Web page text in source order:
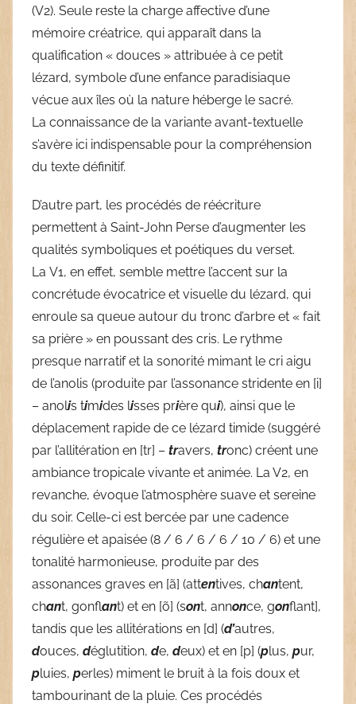
(V2). Seule reste la charge affective d’une
mémoire créatrice, qui apparaît dans la
qualification « douces » attribuée à ce petit
lézard, symbole d’une enfance paradisiaque
vécue aux îles où la nature héberge le sacré.
La connaissance de la variante avant-textuelle
s’avère ici indispensable pour la compréhension
du texte définitif.
D’autre part, les procédés de réécriture
permettent à Saint-John Perse d’augmenter les
qualités symboliques et poétiques du verset.
La V1, en effet, semble mettre l’accent sur la
concrétude évocatrice et visuelle du lézard, qui
enroule sa queue autour du tronc d’arbre et « fait
sa prière » en poussant des cris. Le rythme
presque narratif et la sonorité mimant le cri aigu
de l’anolis (produite par l’assonance stridente en [i]
– anolis timides lisses prière qui), ainsi que le
déplacement rapide de ce lézard timide (suggéré
par l’allitération en [tr] – travers, tronc) créent une
ambiance tropicale vivante et animée. La V2, en
revanche, évoque l’atmosphère suave et sereine
du soir. Celle-ci est bercée par une cadence
régulière et apaisée (8 / 6 / 6 / 6 / 10 / 6) et une
tonalité harmonieuse, produite par des
assonances graves en [ã] (attentives, chantent,
chant, gonflant) et en [õ] (sont, annonce, gonflant],
tandis que les allitérations en [d] (d’autres,
douces, déglutition, de, deux) et en [p] (plus, pur,
pluies, perles) miment le bruit à la fois doux et
tambourinant de la pluie. Ces procédés